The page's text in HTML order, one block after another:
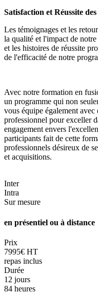
Satisfaction et Réussite
Les témoignages et les
la qualité et l'impact de
et les histoires de réussite
de l'efficacité de notre
Avec notre formation en
un programme qui non
vous équipe également avec
professionnel pour exceller
engagement envers
participants fait de cette
professionnels désireux de
et acquisitions.
Inter
Intra
Sur mesure
en présentiel ou à distance
Prix
7995€ HT
repas inclus
Durée
12 jours
84 heures